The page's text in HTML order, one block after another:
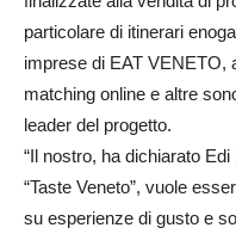
particolare di itinerari
imprese di EAT VENETO,
matching online e altre
leader del progetto.
“Il nostro, ha dichiarato
“Taste Veneto”, vuole
su esperienze di gusto e